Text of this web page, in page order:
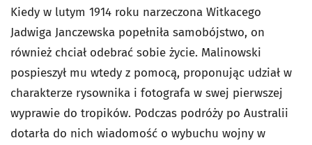
Kiedy w lutym 1914 roku narzeczona Witkacego
Jadwiga Janczewska popełniła samobójstwo, on
również chciał odebrać sobie życie. Malinowski
pospieszył mu wtedy z pomocą, proponując udział w
charakterze rysownika i fotografa w swej pierwszej
wyprawie do tropików. Podczas podróży po Australii
dotarła do nich wiadomość o wybuchu wojny w